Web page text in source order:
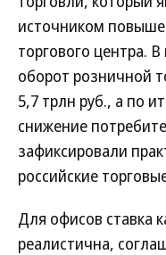
источником
торгового центра.
оборот розничной
5,7 трлн руб., а по
снижение
зафиксировали
российские
Для офисов ставка
реалистична,